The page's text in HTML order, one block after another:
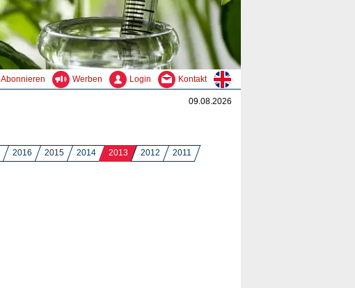
Abonnieren Werben Login Kontakt
09.08.2026
2016 2015 2014 2013 2012
2011